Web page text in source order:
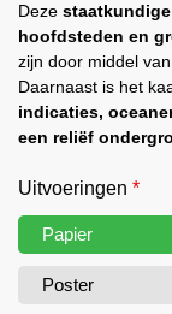
Deze
hoofdsteden en
zijn door middel
Daarnaast is het
indicaties,
een reliëf
Uitvoeringen *
Papier
Poster